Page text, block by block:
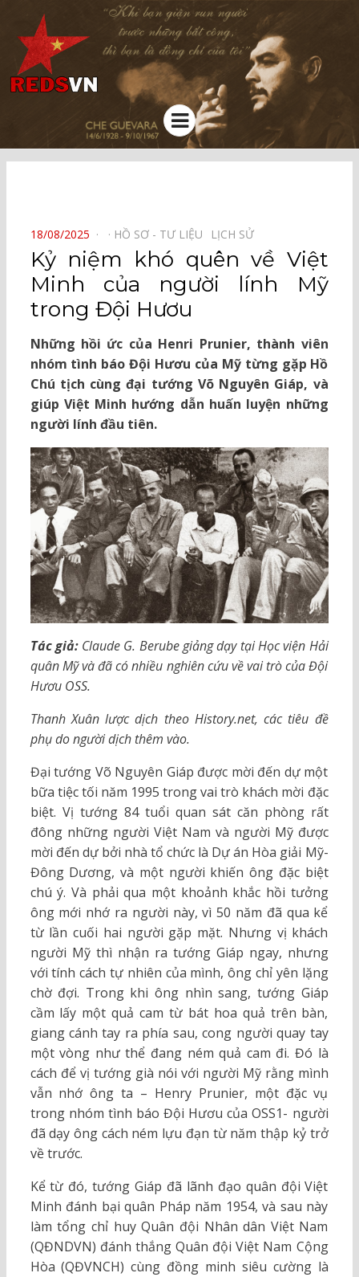
Kênh chia sẻ tri thức cộng đồng
Menu
POSTED
ON
18/08/2025 HỒ SƠ - TƯ LIỆU⠀ LỊCH SỬ⠀
Kỷ niệm khó quên về Việt
Minh của người lính Mỹ
trong Đội Hươu
Những hồi ức của Henri Prunier, thành viên
nhóm tình báo Đội Hươu của Mỹ từng gặp Hồ
Chú tịch cùng đại tướng Võ Nguyên Giáp, và
giúp Việt Minh hướng dẫn huấn luyện những
người lính đầu tiên.
Tác giả:Claude G. Berube giảng dạy tại Học viện Hải
quân Mỹ và đã có nhiều nghiên cứu về vai trò của Đội
Hươu OSS.
Thanh Xuân lược dịch theo History.net, các tiêu đề
phụ do người dịch thêm vào.
Đại tướng Võ Nguyên Giáp được mời đến dự một
bữa tiệc tối năm 1995 trong vai trò khách mời đặc
biệt. Vị tướng 84 tuổi quan sát căn phòng rất
đông những người Việt Nam và người Mỹ được
mời đến dự bởi nhà tổ chức là Dự án Hòa giải Mỹ-
Đông Dương, và một người khiến ông đặc biệt
chú ý. Và phải qua một khoảnh khắc hồi tưởng
ông mới nhớ ra người này, vì 50 năm đã qua kể
từ lần cuối hai người gặp mặt. Nhưng vị khách
người Mỹ thì nhận ra tướng Giáp ngay, nhưng
với tính cách tự nhiên của mình, ông chỉ yên lặng
chờ đợi. Trong khi ông nhìn sang, tướng Giáp
cầm lấy một quả cam từ bát hoa quả trên bàn,
giang cánh tay ra phía sau, cong người quay tay
một vòng như thể đang ném quả cam đi. Đó là
cách để vị tướng già nói với người Mỹ rằng mình
vẫn nhớ ông ta – Henry Prunier, một đặc vụ
trong nhóm tình báo Đội Hươu của OSS1- người
đã dạy ông cách ném lựu đạn từ năm thập kỷ trở
về trước.
Kể từ đó, tướng Giáp đã lãnh đạo quân đội Việt
Minh đánh bại quân Pháp năm 1954, và sau này
làm tổng chỉ huy Quân đội Nhân dân Việt Nam
(QĐNDVN) đánh thắng Quân đội Việt Nam Cộng
Hòa (QĐVNCH) cùng đồng minh siêu cường là